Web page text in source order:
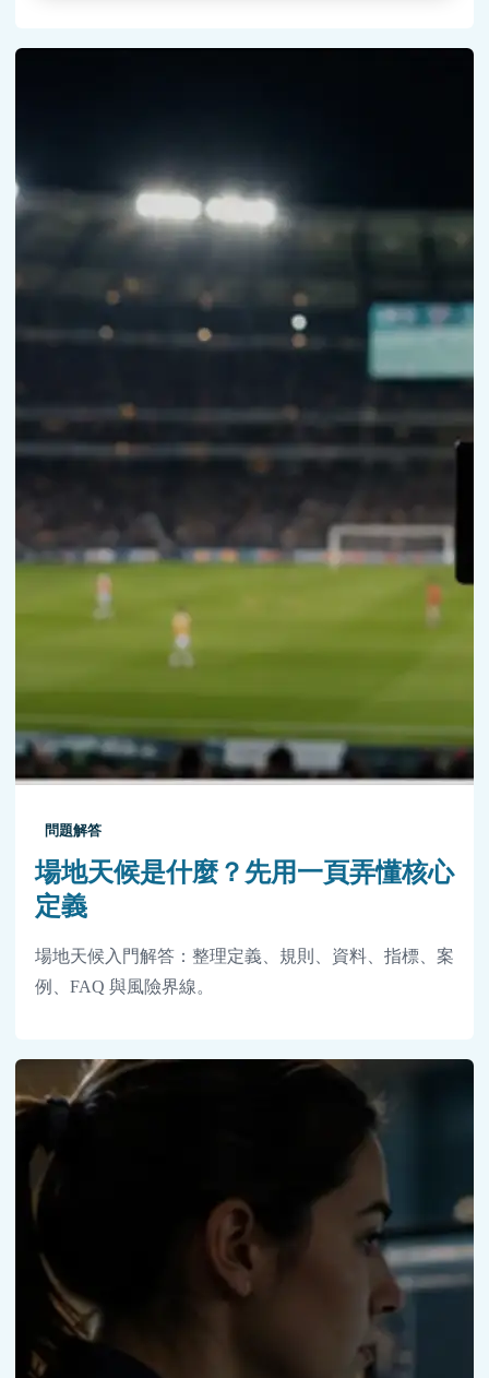
問題解答
場地天候是什麼？先用一頁弄懂核心
定義
場地天候入門解答：整理定義、規則、資料、指標、案
例、FAQ 與風險界線。